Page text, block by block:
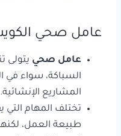
عامل صحي
عامل صحي يتولى
السباكة، سواء في
المشاريع الإنشائية.
تختلف المهام
طبيعة العمل،